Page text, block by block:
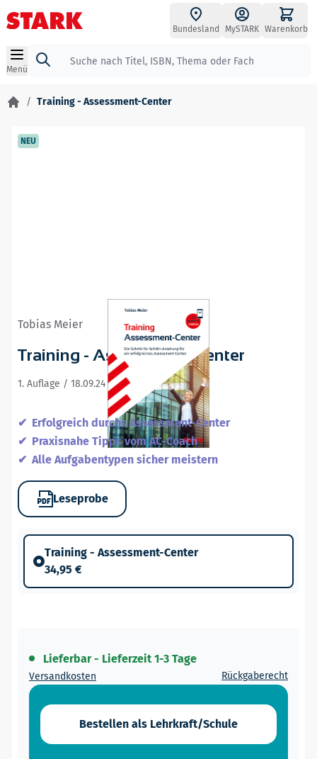
Zum Inhalt springen
Bundesland MySTARK Warenkorb
Menü
Suche
/ Training - Assessment-Center
NEU
Tobias Meier
Training - Assessment-Center
1. Auflage / 18.09.24
Erfolgreich durchs Assessment-Center
Praxisnahe Tipps vom AC-Coach
Alle Aufgabentypen sicher meistern
Leseprobe
Training - Assessment-Center
34,95 €
Lieferbar - Lieferzeit 1-3 Tage
Versandkosten Rückgaberecht
Bestellen als Lehrkraft/Schule